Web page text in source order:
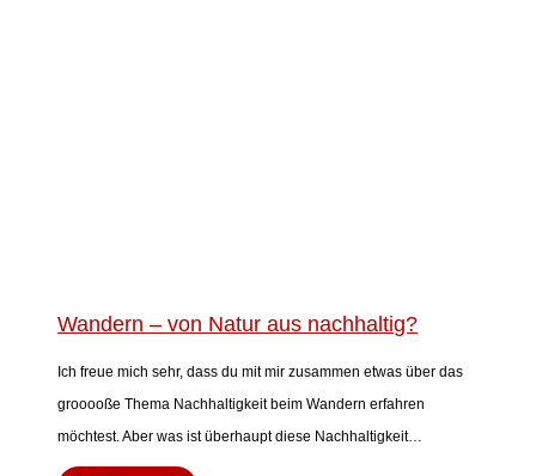
Wandern – von Natur aus nachhaltig?
Ich freue mich sehr, dass du mit mir zusammen etwas über das
grooooße Thema Nachhaltigkeit beim Wandern erfahren
möchtest. Aber was ist überhaupt diese Nachhaltigkeit…